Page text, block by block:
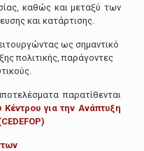
καθώς και μεταξύ των
και κατάρτισης.
ως σημαντικό
πολιτικής, παράγοντες
παρατίθενται
για την Ανάπτυξη